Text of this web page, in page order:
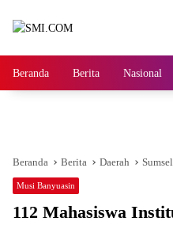
Beranda Berita Nasional
Beranda Berita Daerah Sumsel
Musi Banyuasin
112 Mahasiswa